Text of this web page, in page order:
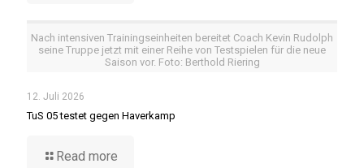
Nach intensiven Trainingseinheiten bereitet Coach Kevin Rudolph
seine Truppe jetzt mit einer Reihe von Testspielen für die neue
Saison vor. Foto: Berthold Riering
12. Juli 2026
TuS 05 testet gegen Haverkamp
Read more